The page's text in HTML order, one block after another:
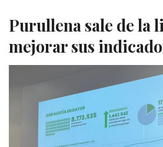
Purullena sale de la
mejorar sus